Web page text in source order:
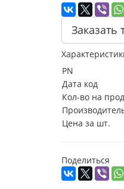
Заказать
PN
Дата код
Кол-во на
Цена за шт.
Поделиться